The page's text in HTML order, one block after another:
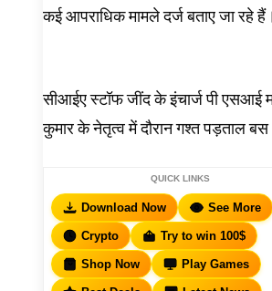
कई आपराधिक मामले दर्ज बताए जा रहे हैं।
सीआईए स्टॉफ जींद के इंचार्ज पी एसआई
कुमार के नेतृत्व में दौरान गश्त पड़ताल
QUICK LINKS
Download Now See More
Crypto Try to win 100$
Shop Now Play Games